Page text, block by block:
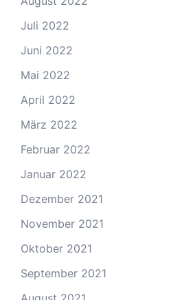
Juli 2022
Juni 2022
Mai 2022
April 2022
März 2022
Februar 2022
Januar 2022
Dezember 2021
November 2021
Oktober 2021
September 2021